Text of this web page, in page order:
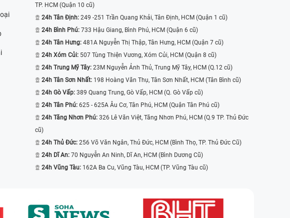
TP. HCM (Quận 10 cũ)
24h Tân Định: 249 -251 Trần Quang Khải, Tân Định, HCM (Quận 1 cũ)
24h Bình Phú: 733 Hậu Giang, Bình Phú, HCM (Quận 6 cũ)
24h Tân Hưng: 481A Nguyễn Thị Thập, Tân Hưng, HCM (Quận 7 cũ)
24h Xóm Củi: 507 Tùng Thiện Vương, Xóm Củi, HCM (Quận 8 cũ)
24h Trung Mỹ Tây: 23M Nguyễn Ảnh Thủ, Trung Mỹ Tây, HCM (Q.12 cũ)
24h Tân Sơn Nhất: 198 Hoàng Văn Thụ, Tân Sơn Nhất, HCM (Tân Bình cũ)
24h Gò Vấp: 389 Quang Trung, Gò Vấp, HCM (Q. Gò Vấp cũ)
24h Tân Phú: 625 - 625A Âu Cơ, Tân Phú, HCM (Quận Tân Phú cũ)
24h Tăng Nhơn Phú: 326 Lê Văn Việt, Tăng Nhơn Phú, HCM (Q.9 TP. Thủ Đức
cũ)
24h Thủ Đức: 256 Võ Văn Ngân, Thủ Đức, HCM (Bình Thọ, TP. Thủ Đức Cũ)
24h Dĩ An: 70 Nguyễn An Ninh, Dĩ An, HCM (Bình Dương Cũ)
24h Vũng Tàu: 162A Ba Cu, Vũng Tàu, HCM (TP. Vũng Tàu cũ)